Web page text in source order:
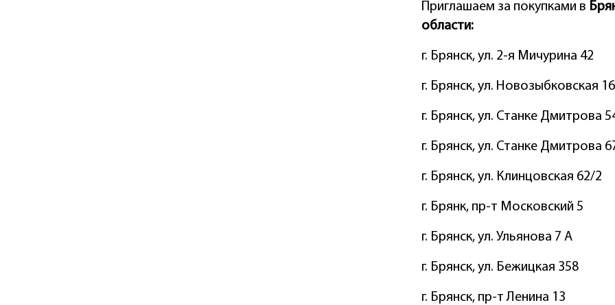
Приглашаем за покупками в
области:
г. Брянск, ул. 2-я Мичурина 42
г. Брянск, ул. Новозыбковская 16
г. Брянск, ул. Станке Дмитрова
г. Брянск, ул. Станке Дмитрова
г. Брянск, ул. Клинцовская 62/2
г. Брянк, пр-т Московский 5
г. Брянск, ул. Ульянова 7 А
г. Брянск, ул. Бежицкая 358
г. Брянск, пр-т Ленина 13